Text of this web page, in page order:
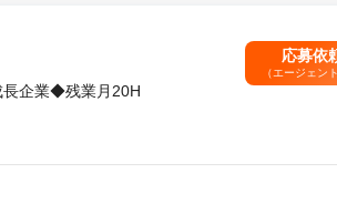
長企業◆残業月20H
応募依
（エージェン